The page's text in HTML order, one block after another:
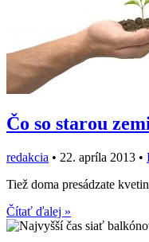
Čo so starou
redakcia • 22. apríla 2013 •
Tiež doma presádzate
Čítať ďalej »